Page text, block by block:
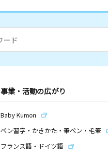
事業・活動の広がり
Baby Kumon
ペン習字・かきかた・筆ペン・毛筆
フランス語・ドイツ語